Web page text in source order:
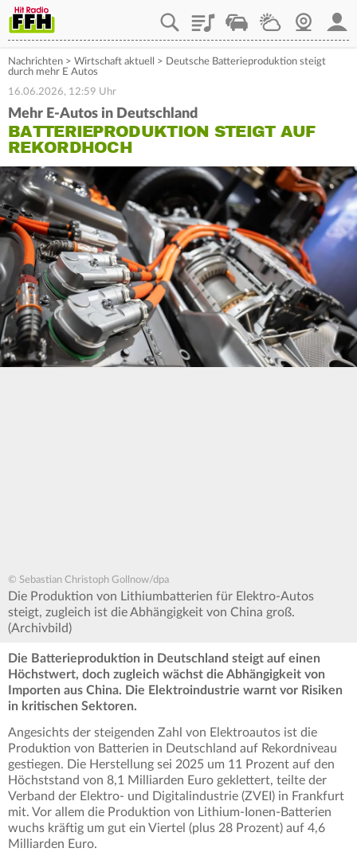
PlaylistStaupilotWetterWebcam
Nachrichten > Wirtschaft aktuell > Deutsche Batterieproduktion steigt
durch mehr E Autos
16.06.2026, 12:59 Uhr
Mehr E-Autos in Deutschland
BATTERIEPRODUKTION STEIGT AUF
REKORDHOCH
© Sebastian Christoph Gollnow/dpa
Die Produktion von Lithiumbatterien für Elektro-Autos
steigt, zugleich ist die Abhängigkeit von China groß.
(Archivbild)
Die Batterieproduktion in Deutschland steigt auf einen
Höchstwert, doch zugleich wächst die Abhängigkeit von
Importen aus China. Die Elektroindustrie warnt vor Risiken
in kritischen Sektoren.
Angesichts der steigenden Zahl von Elektroautos ist die
Produktion von Batterien in Deutschland auf Rekordniveau
gestiegen. Die Herstellung sei 2025 um 11 Prozent auf den
Höchststand von 8,1 Milliarden Euro geklettert, teilte der
Verband der Elektro- und Digitalindustrie (ZVEI) in Frankfurt
mit. Vor allem die Produktion von Lithium-Ionen-Batterien
wuchs kräftig um gut ein Viertel (plus 28 Prozent) auf 4,6
Milliarden Euro.